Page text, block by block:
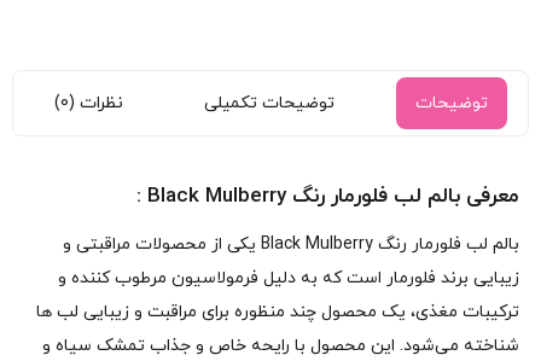
توضیحات توضیحات تکمیلی نظرات (0)
معرفی بالم لب فلورمار رنگ Black Mulberry :
بالم لب فلورمار رنگ Black Mulberry یکی از محصولات مراقبتی و
زیبایی برند فلورمار است که به‌ دلیل فرمولاسیون مرطوب‌ کننده و
ترکیبات مغذی، یک محصول چند منظوره برای مراقبت و زیبایی لب‌ ها
شناخته می‌شود. این محصول با رایحه خاص و جذاب تمشک سیاه و